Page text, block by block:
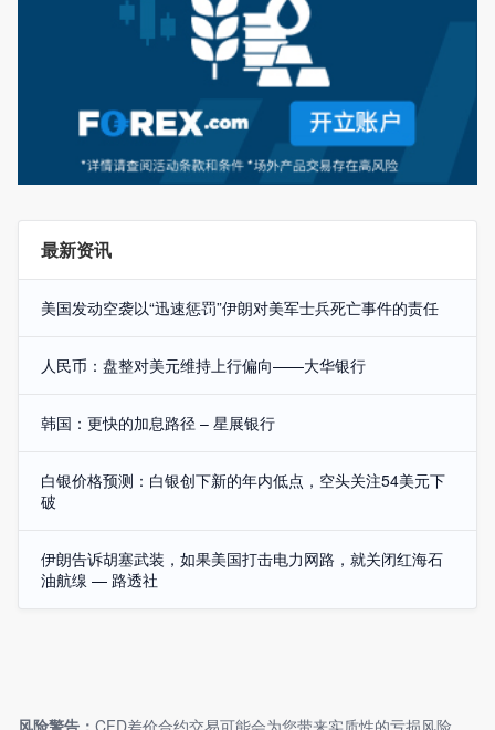
最新资讯
美国发动空袭以“迅速惩罚”伊朗对美军士兵死亡事件的责任
人民币：盘整对美元维持上行偏向——大华银行
韩国：更快的加息路径 – 星展银行
白银价格预测：白银创下新的年内低点，空头关注54美元下
破
伊朗告诉胡塞武装，如果美国打击电力网路，就关闭红海石
油航缐 — 路透社
风险警告： CFD差价合约交易可能会为您带来实质性的亏损风险，